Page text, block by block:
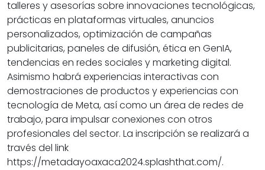
talleres y asesorías sobre innovaciones tecnológicas,
prácticas en plataformas virtuales, anuncios
personalizados, optimización de campañas
publicitarias, paneles de difusión, ética en GenIA,
tendencias en redes sociales y marketing digital.
Asimismo habrá experiencias interactivas con
demostraciones de productos y experiencias con
tecnología de Meta, así como un área de redes de
trabajo, para impulsar conexiones con otros
profesionales del sector. La inscripción se realizará a
través del link
https://metadayoaxaca2024.splashthat.com/.